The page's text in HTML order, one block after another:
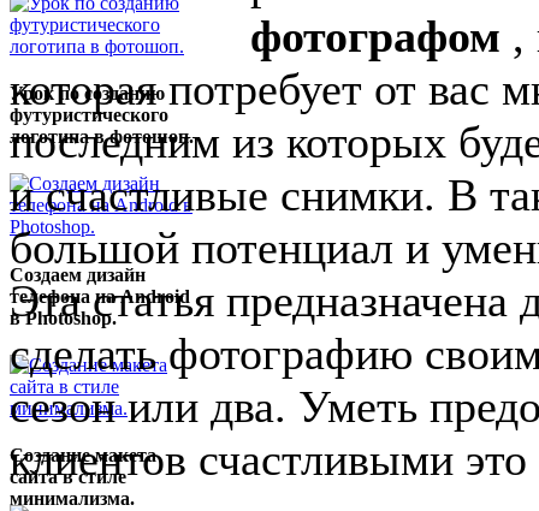
Урок по созданию
футуристического
логотипа в фотошоп.
Создаем дизайн
телефона на Android
в Photoshop.
Создание макета
сайта в стиле
минимализма.
фотографом ,
которая потребует от вас
последним из которых
и счастливые снимки. В
большой потенциал и
Эта статья
сделать фотографию
сезон или два. Уметь
клиентов счастливыми